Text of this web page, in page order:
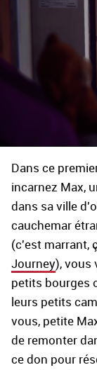
Dans ce
incarnez Max,
dans sa ville
cauchemar
(c'est marrant,
Journey), vous
petits bourges
leurs petits
vous, petite
de remonter
ce don pour